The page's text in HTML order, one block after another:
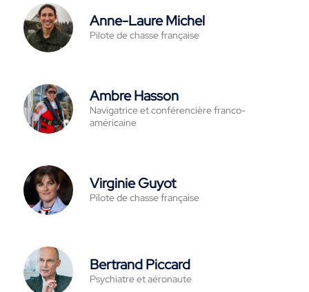
Anne-Laure Michel
Pilote de chasse française
Ambre Hasson
Navigatrice et conférencière franco-
américaine
Virginie Guyot
Pilote de chasse française
Bertrand Piccard
Psychiatre et aéronaute